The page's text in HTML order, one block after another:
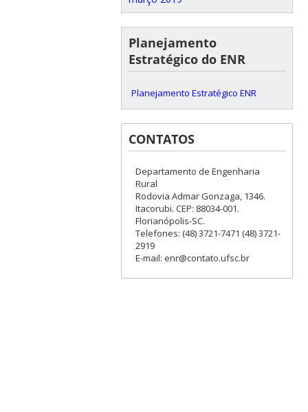
Planejamento
Estratégico do ENR
Planejamento Estratégico ENR
CONTATOS
Departamento de Engenharia
Rural
Rodovia Admar Gonzaga, 1346.
Itacorubi. CEP: 88034-001.
Florianópolis-SC.
Telefones: (48) 3721-7471 (48) 3721-
2919
E-mail: enr@contato.ufsc.br